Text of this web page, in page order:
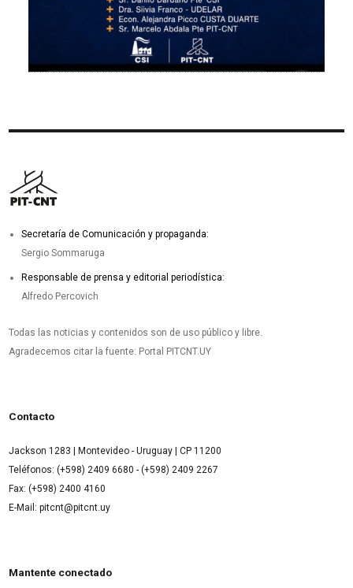
Secretaría de Comunicación y propaganda:
Sergio Sommaruga
Responsable de prensa y editorial periodística:
Alfredo Percovich
Todas las noticias y contenidos son de uso público y libre.
Agradecemos citar la fuente: Portal PITCNT.UY
Contacto
Jackson 1283 | Montevideo - Uruguay | CP 11200
Teléfonos: (+598) 2409 6680 - (+598) 2409 2267
Fax: (+598) 2400 4160
E-Mail: pitcnt@pitcnt.uy
Mantente conectado